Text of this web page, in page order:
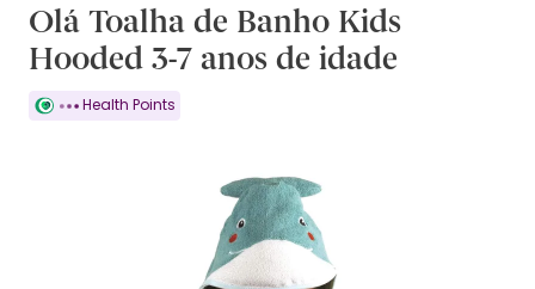
Olá Toalha de Banho Kids
Hooded 3-7 anos de idade
Health Points